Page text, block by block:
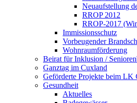
Neuaufstellung
RROP 2012
RROP-2017
Immissionsschutz
Vorbeugender
Wohnraumförderung
Beirat für Inklusion /
Ganztag im Cuxland
Geförderte Projekte beim LK
Gesundheit
Aktuelles